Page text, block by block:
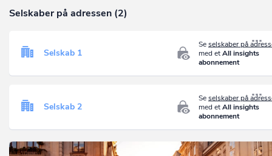
Selskaber på adressen (2)
Seselskaber på
med etAll insights
abonnement
Selskab 1
Seselskaber på
med etAll insights
abonnement
Selskab 2